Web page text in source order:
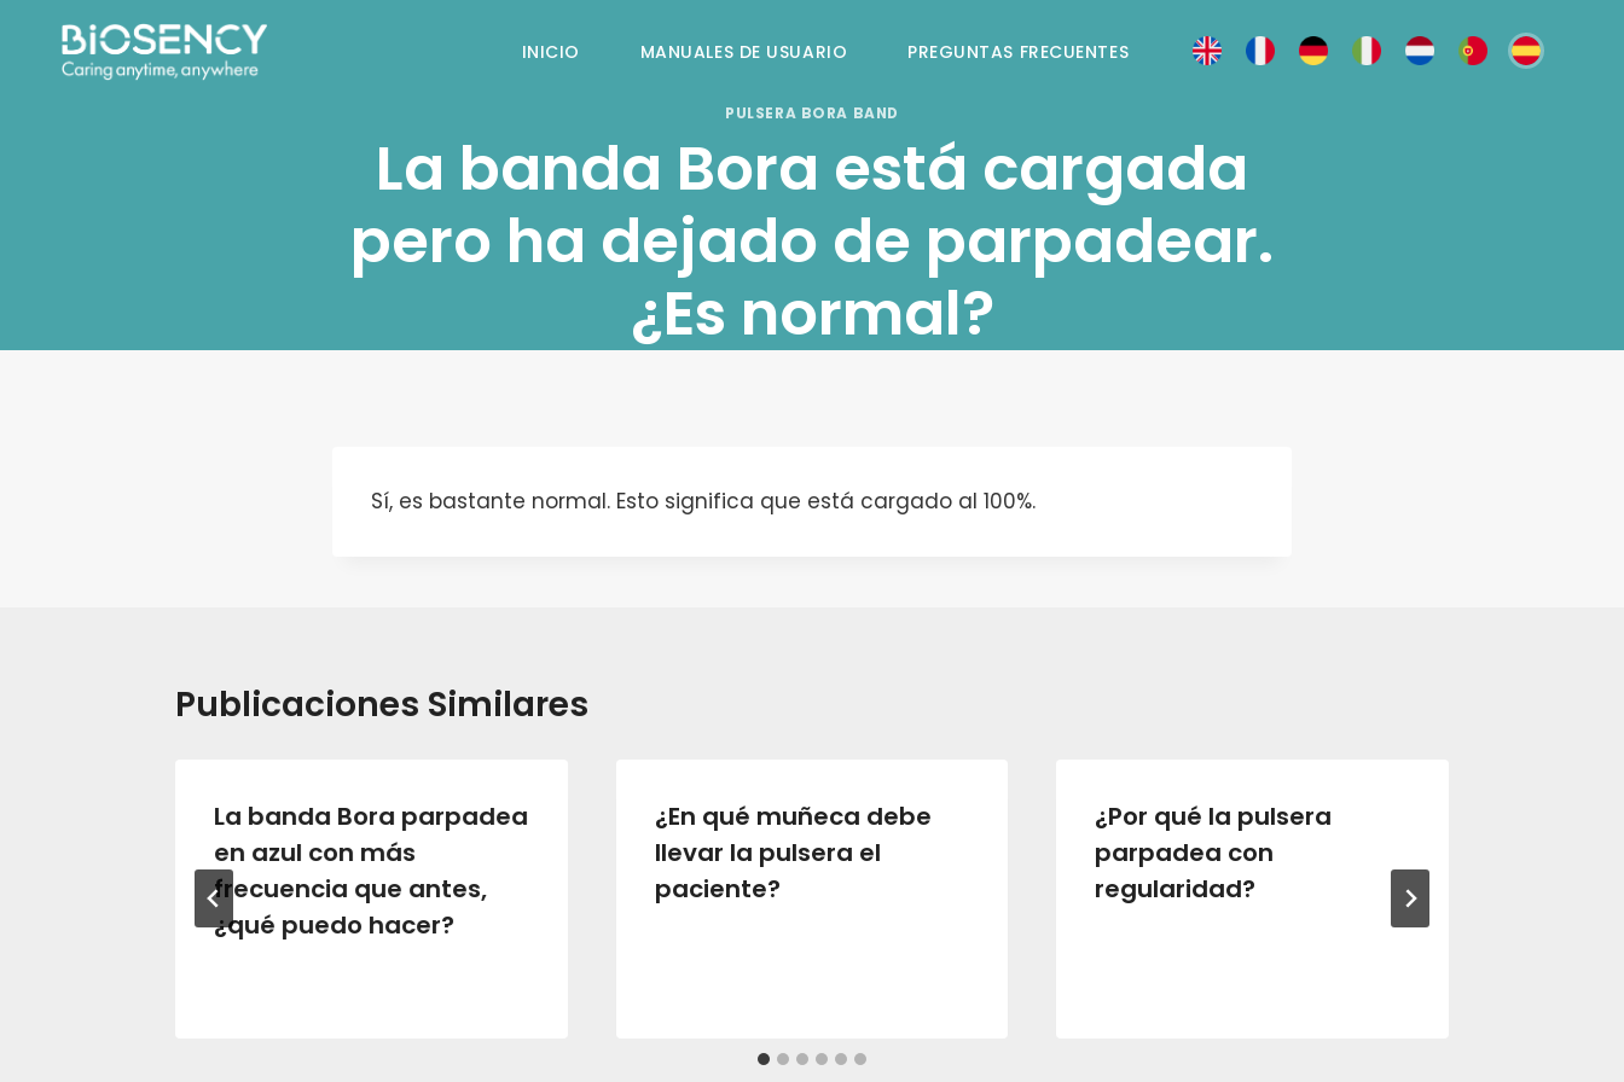
contenido
INICIO MANUALES DE USUARIO PREGUNTAS FRECUENTES
PULSERA BORA BAND
La banda Bora está cargada
pero ha dejado de parpadear.
¿Es normal?
Sí, es bastante normal. Esto significa que está cargado al 100%.
Publicaciones Similares
La banda Bora parpadea
en azul con más
frecuencia que antes,
¿qué puedo hacer?
¿En qué muñeca debe
llevar la pulsera el
paciente?
¿Por qué la pulsera
parpadea con
regularidad?